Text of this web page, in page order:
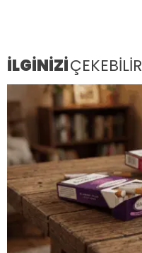
İLGİNİZİÇEKEBİLİR